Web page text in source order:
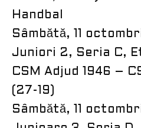
Handbal
Sâmbătă, 11
Juniori 2, Seria C,
CSM Adjud 1946 –
(27-19)
Sâmbătă, 11